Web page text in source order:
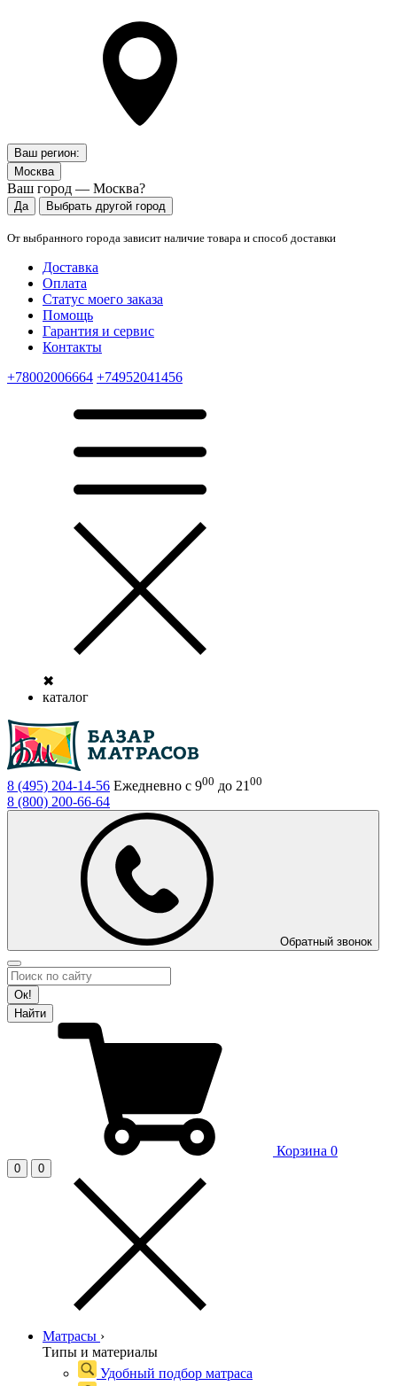
Ваш регион:
Москва
Ваш город — Москва?
Да Выбрать другой город
От выбранного города зависит наличие товара и способ доставки
Доставка
Оплата
Статус моего заказа
Помощь
Гарантия и сервис
Контакты
+78002006664 +74952041456
✖
каталог
8 (495) 204-14-56 Ежедневно с 900 до 21 00
8 (800) 200-66-64
Обратный звонок
Ок!
Найти
Корзина 0
0 0
Матрасы ›
Типы и материалы
Удобный подбор матраса